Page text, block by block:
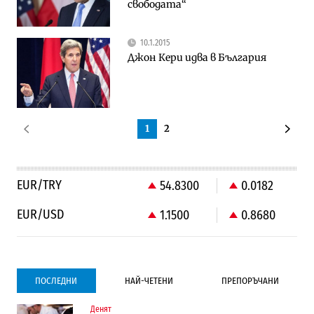
свободата“
10.1.2015
Джон Кери идва в България
1 2
EUR/TRY 54.8300
0.0182
EUR/USD
1.1500 0.8680
ПОСЛЕДНИ НАЙ-ЧЕТЕНИ ПРЕПОРЪЧАНИ
Денят
Компании
Компании